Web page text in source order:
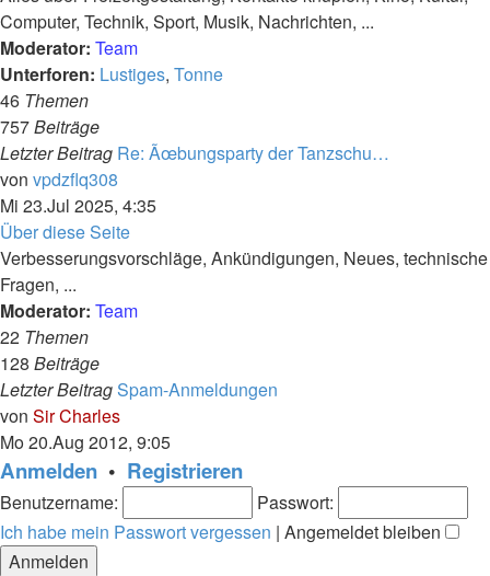
Computer, Technik, Sport, Musik, Nachrichten, ...
Moderator: Team
Unterforen: Lustiges, Tonne
46 Themen
757Beiträge
Letzter Beitrag Re: Ãœbungsparty der Tanzschu…
von vpdzflq308
Beitrag
Mi 23.Jul 2025, 4:35
Über diese Seite
Verbesserungsvorschläge, Ankündigungen, Neues, technische
Fragen, ...
Moderator: Team
22 Themen
128 Beiträge
Letzter BeitragSpam-Anmeldungen
von Sir CharlesNeuester
Beitrag
Mo 20.Aug 2012, 9:05
Anmelden • Registrieren
Benutzername:
Passwort:
Ich habe mein Passwort vergessen | Angemeldet bleiben